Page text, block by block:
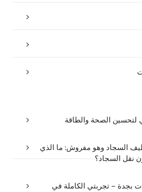
لتحسين الصحة والطاقة
السجاد وهو مفروش: ما الذي
نقل السجاد؟
بجدة – تجربتي الكاملة في